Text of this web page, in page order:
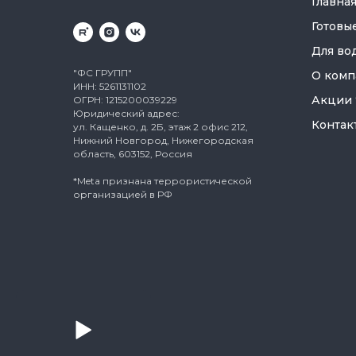
"ФС ГРУПП"
ИНН: 5261131102
ОГРН: 1215200039229
Юридический адрес:
ул. Кащенко, д. 2Б, этаж 2 офис 212,
Нижний Новгород, Нижегородская
область, 603152, Россия
*Meta признана террористической
организацией в РФ
Для
О
Акции